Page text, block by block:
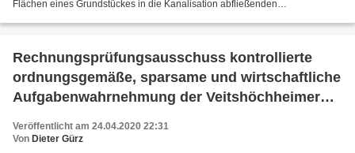
Flächen eines Grundstückes in die Kanalisation abfließenden
Rechnungsprüfungsausschuss kontrollierte
ordnungsgemäße, sparsame und wirtschaftliche
Aufgabenwahrnehmung der Veitshöchheimer
Veröffentlicht am 24.04.2020 22:31
Von Dieter Gürz